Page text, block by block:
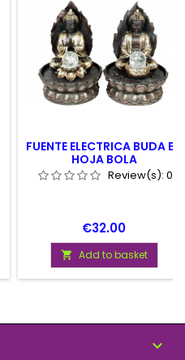
FUENTE ELECTRICA BUDA EN
HOJA BOLA
Review(s): 0
Price
€32.00
 Add to basket
